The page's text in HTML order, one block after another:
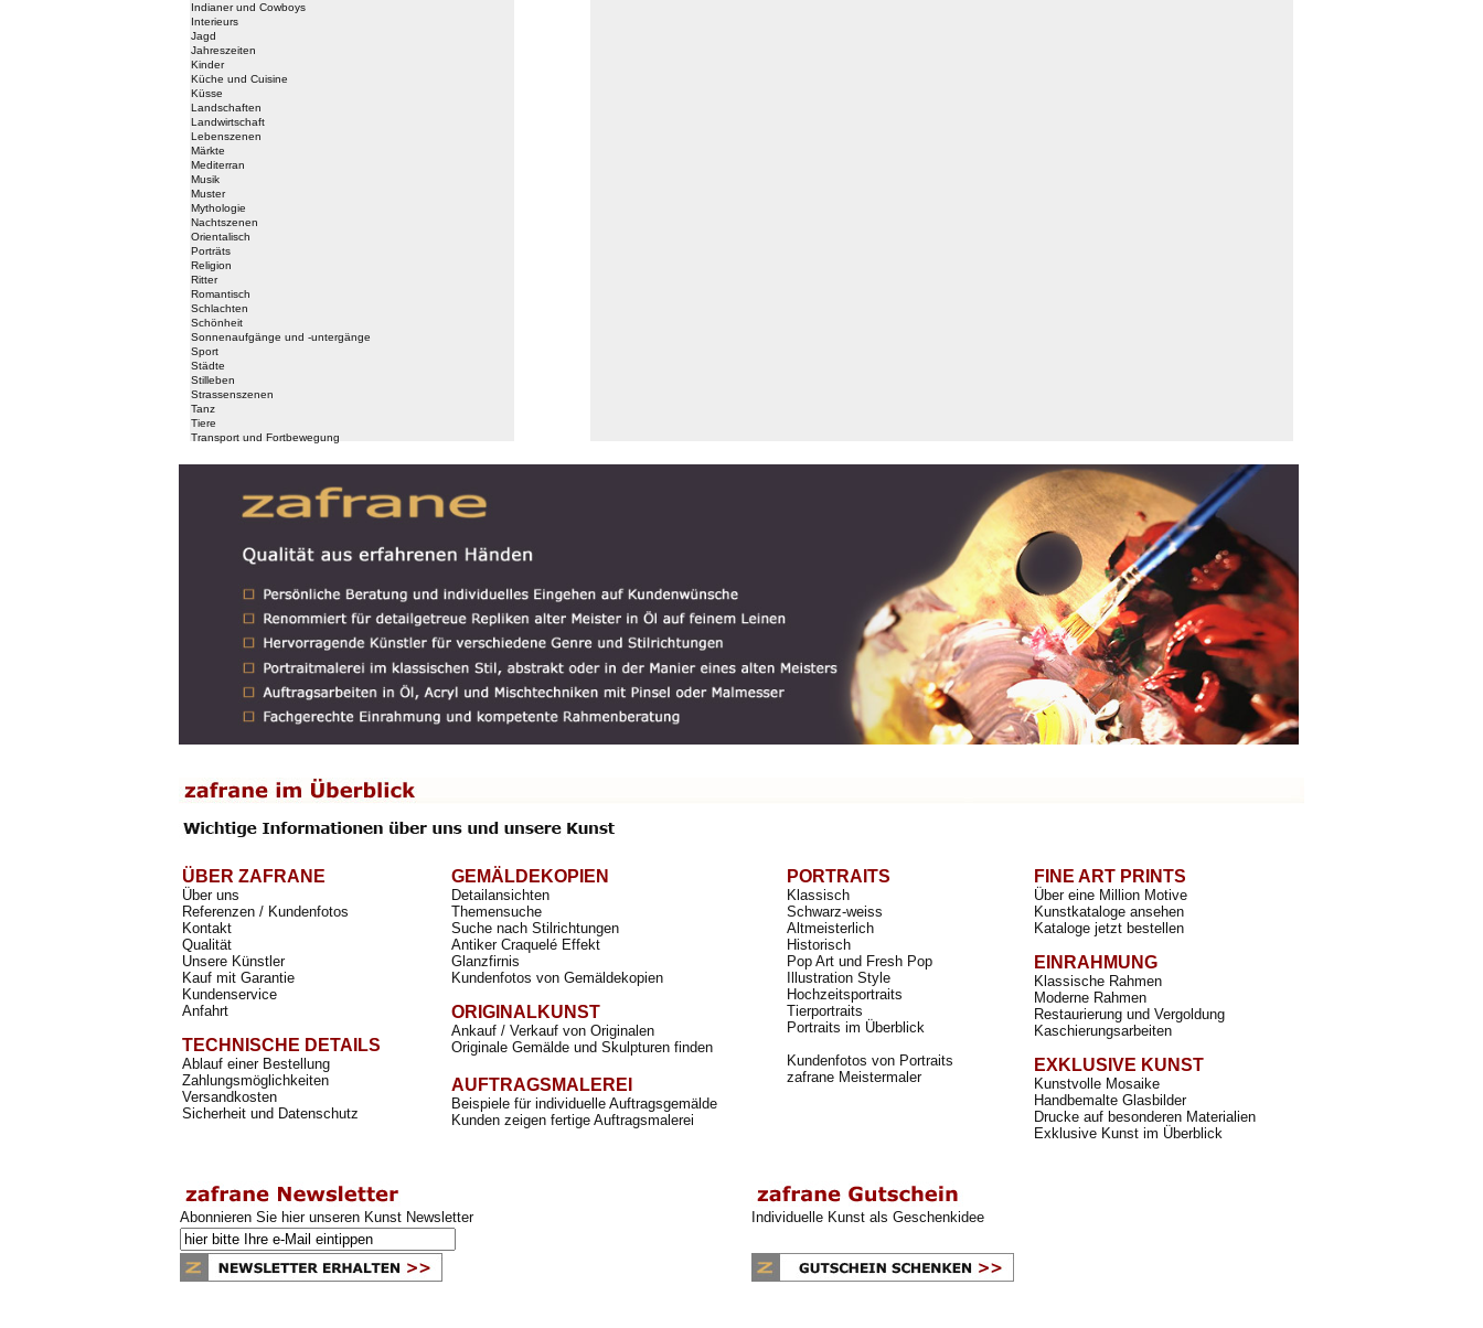
Indianer und Cowboys
Interieurs
Jagd
Jahreszeiten
Kinder
Küche und Cuisine
Küsse
Landschaften
Landwirtschaft
Lebenszenen
Märkte
Mediterran
Musik
Muster
Mythologie
Nachtszenen
Orientalisch
Porträts
Religion
Ritter
Romantisch
Schlachten
Schönheit
Sonnenaufgänge und -untergänge
Sport
Städte
Stilleben
Strassenszenen
Tanz
Tiere
Transport und Fortbewegung
ÜBER ZAFRANE
Über uns
Referenzen / Kundenfotos
Kontakt
Qualität
Unsere Künstler
Kauf mit Garantie
Kundenservice
Anfahrt
TECHNISCHE DETAILS
Ablauf einer Bestellung
Zahlungsmöglichkeiten
Versandkosten
Sicherheit und Datenschutz
GEMÄLDEKOPIEN
Detailansichten
Themensuche
Suche nach Stilrichtungen
Antiker Craquelé Effekt
Glanzfirnis
Kundenfotos von Gemäldekopien
ORIGINALKUNST
Ankauf / Verkauf von Originalen
Originale Gemälde und Skulpturen finden
AUFTRAGSMALEREI
Beispiele für individuelle Auftragsgemälde
Kunden zeigen fertige Auftragsmalerei
PORTRAITS
Klassisch
Schwarz-weiss
Altmeisterlich
Historisch
Pop Art und Fresh Pop
Illustration Style
Hochzeitsportraits
Tierportraits
Portraits im Überblick
Kundenfotos von Portraits
zafrane Meistermaler
FINE ART PRINTS
Über eine Million Motive
Kunstkataloge ansehen
Kataloge jetzt bestellen
EINRAHMUNG
Klassische Rahmen
Moderne Rahmen
Restaurierung und Vergoldung
Kaschierungsarbeiten
EXKLUSIVE KUNST
Kunstvolle Mosaike
Handbemalte Glasbilder
Drucke auf besonderen Materialien
Exklusive Kunst im Überblick
Abonnieren Sie hier unseren Kunst Newsletter Individuelle Kunst als Geschenkidee